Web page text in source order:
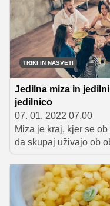
TRIKI IN NASVETI
Jedilna miza in
jedilnico
07. 01. 2022 07.00
Miza je kraj, kjer se
da skupaj uživajo ob
mize in jedilnih stolov
koli obrok postane
običajno kosilo,
praznik.